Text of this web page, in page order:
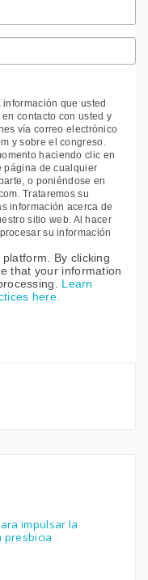
que usted
contacto con usted y
vía correo electrónico
y sobre el congreso.
haciendo clic en
página de cualquier
o poniéndose en
Trataremos su
información acerca de
sitio web. Al hacer
su información
By clicking
that your information
Learn
here.
impulsar la
presbicia